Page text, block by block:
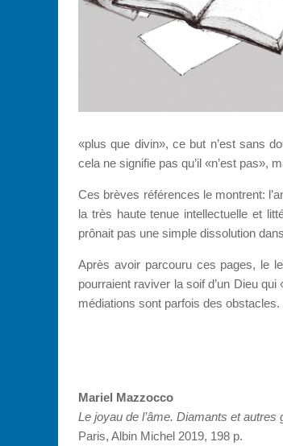
«plus que divin», ce but n’est sans
cela ne signifie pas qu’il «n’est pas»,
Ces brèves références le montrent:
la très haute tenue intellectuelle et
prônait pas une simple dissolution
Après avoir parcouru ces pages, le
pourraient raviver la soif d’un Dieu
médiations sont parfois des obstacles.
Mariel Mazzocco
Le joyau de l’âme. Diamants et autres
Paris, Albin Michel 2019, 198 p.